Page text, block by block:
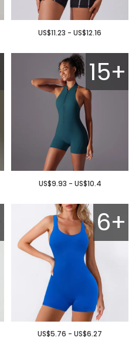
US$11.23 - US$12.16
15+
US$9.93 - US$10.4
6+
US$5.76 - US$6.27